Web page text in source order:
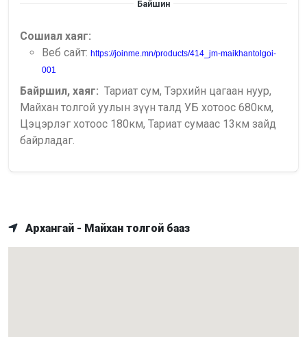
Байшин
Сошиал хаяг:
Веб сайт: https://joinme.mn/products/414_jm-maikhantolgoi-
001
Байршил, хаяг: Тариат сум, Тэрхийн цагаан нуур,
Майхан толгой уулын зүүн талд УБ хотоос 680км,
Цэцэрлэг хотоос 180км, Тариат сумаас 13км зайд
байрладаг.
Архангай - Майхан толгой бааз